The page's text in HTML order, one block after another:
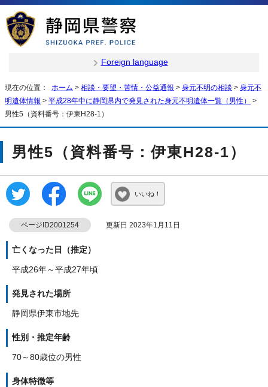
Foreign language
現在の位置： ホーム > 相談・要望・苦情・公益通報 > 身元不明の相談 > 身元不
明遺体情報 > 平成28年中に静岡県内で発見された身元不明遺体一覧（男性）
>
男性5（資料番号：伊東H28-1）
男性5（資料番号：伊東H28-1）
いいね！
ページID2001254 更新日 2023年1月11日
亡くなった日（推定）
平成26年～平成27年頃
発見された場所
静岡県伊東市地先
性別・推定年齢
70～80歳位の男性
身体特徴等